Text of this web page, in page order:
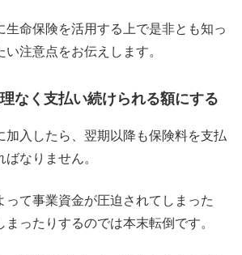
生命保険を活用する上で是非とも知っ
注意点をお伝えします。
なく支払い続けられる額にする
加入したら、翌期以降も保険料を支払
なりません。
って事業資金が圧迫されてしまった
まったりするのでは本末転倒です。